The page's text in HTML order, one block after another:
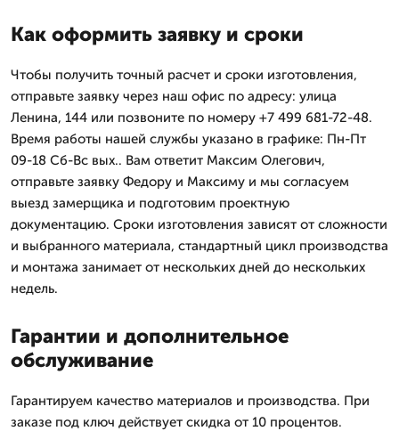
Как оформить заявку и сроки
Чтобы получить точный расчет и сроки изготовления,
отправьте заявку через наш офис по адресу: улица
Ленина, 144 или позвоните по номеру +7 499 681-72-48.
Время работы нашей службы указано в графике: Пн-Пт
09-18 Сб-Вс вых.. Вам ответит Максим Олегович,
отправьте заявку Федору и Максиму и мы согласуем
выезд замерщика и подготовим проектную
документацию. Сроки изготовления зависят от сложности
и выбранного материала, стандартный цикл производства
и монтажа занимает от нескольких дней до нескольких
недель.
Гарантии и дополнительное
обслуживание
Гарантируем качество материалов и производства. При
заказе под ключ действует скидка от 10 процентов.